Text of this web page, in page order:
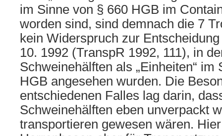
im Sinne von § 660 HGB im
worden sind, sind demnach die 7
kein Widerspruch zur
10. 1992 (TranspR 1992, 111), in
Schweinehälften als „Einheiten“ im
HGB angesehen wurden. Die
entschiedenen Falles lag darin,
Schweinehälften eben unverpackt
transportieren gewesen wären.